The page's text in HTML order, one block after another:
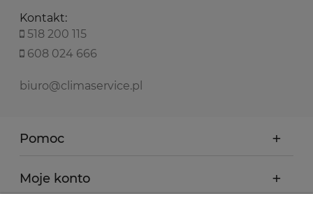
Kontakt:
518 200 115
608 024 666
biuro@climaservice.pl
Pomoc
Moje konto